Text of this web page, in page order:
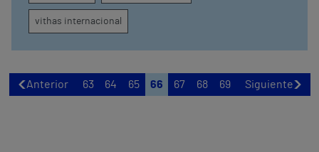
vithas internacional
Anterior 63 64 65 66 67 68 69 Siguiente